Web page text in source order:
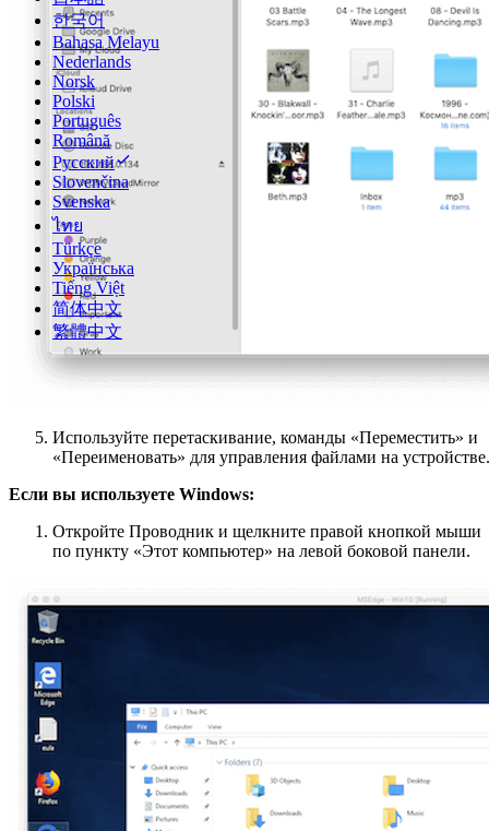
한국어
Bahasa Melayu
Nederlands
Norsk
Polski
Português
Română
Русский
Slovenčina
Svenska
ไทย
Türkçe
Українська
Tiếng Việt
简体中文
繁體中文
Используйте перетаскивание, команды «Переместить» и
«Переименовать» для управления файлами на устройстве.
Если вы используете Windows:
Откройте Проводник и щелкните правой кнопкой мыши
по пункту «Этот компьютер» на левой боковой панели.